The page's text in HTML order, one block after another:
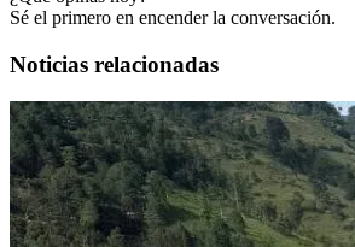
Sé el primero en encender la conversación.
Noticias relacionadas